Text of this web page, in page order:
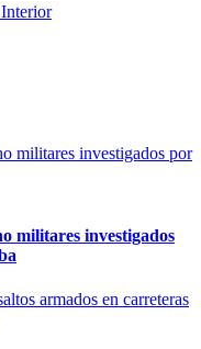
militares investigados